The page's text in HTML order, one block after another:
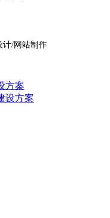
/网站制作
方案
设方案